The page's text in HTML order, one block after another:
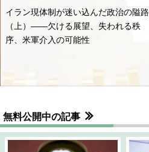
イラン現体制が迷い込んだ政治の隘路
（上）――欠ける展望、失われる秩
序、米軍介入の可能性
無料公開中の記事